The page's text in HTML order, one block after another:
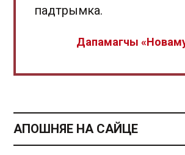
падтрымка.
Дапамагчы
АПОШНЯЕ НА САЙЦЕ